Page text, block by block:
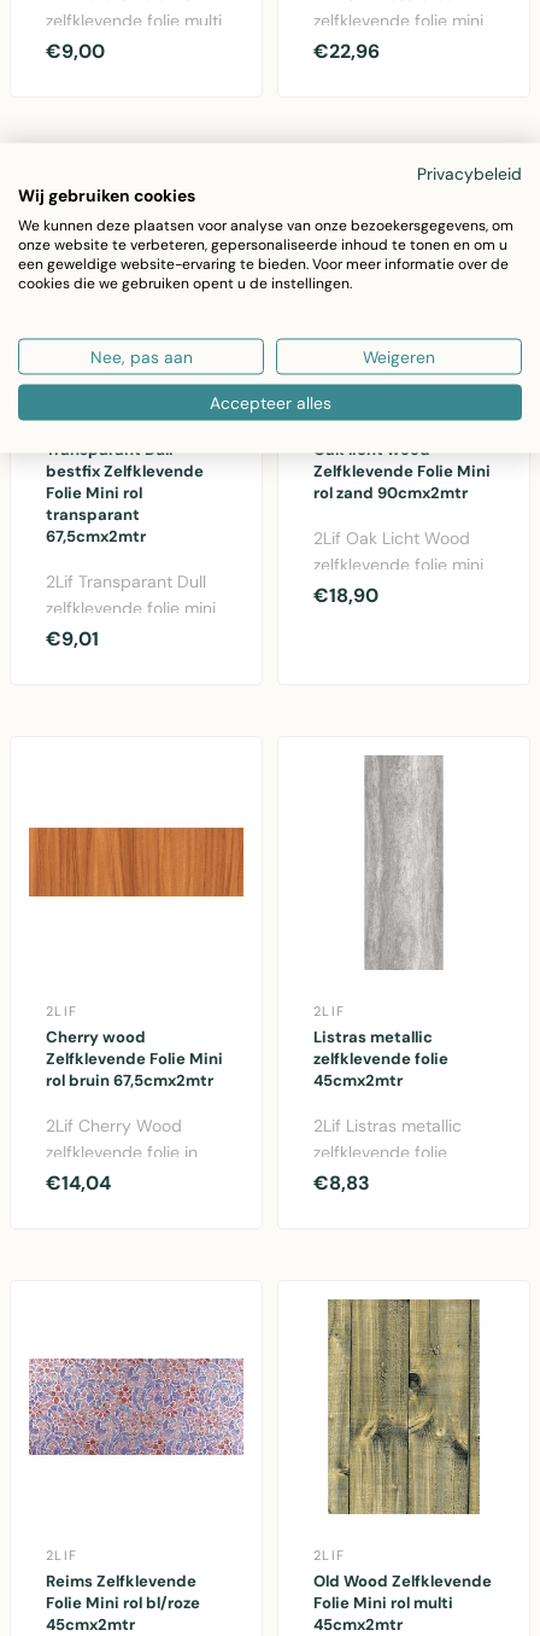
zelfklevende folie multi
45cmx2mtr -
€9,00
zelfklevende folie mini
rol zilver 67,5cm x 1,5m.
€22,96
2LIF
Transparant Dull
bestfix Zelfklevende
Folie Mini rol
transparant
67,5cmx2mtr
2Lif Transparant Dull
zelfklevende folie mini
rol 67,5cm x 2m. PVC
€9,01
2LIF
Oak licht wood
Zelfklevende Folie Mini
rol zand 90cmx2mtr
2Lif Oak Licht Wood
zelfklevende folie mini
rol - 90cm x 2 meter.
€18,90
2LIF
Cherry wood
Zelfklevende Folie Mini
rol bruin 67,5cmx2mtr
2Lif Cherry Wood
zelfklevende folie in
bruin. Perfect voor
€14,04
2LIF
Listras metallic
zelfklevende folie
45cmx2mtr
2Lif Listras metallic
zelfklevende folie
45cm x 2 meter.
€8,83
2LIF
Reims Zelfklevende
Folie Mini rol bl/roze
45cmx2mtr
2LIF
Old Wood Zelfklevende
Folie Mini rol multi
45cmx2mtr
Privacybeleid
Wij gebruiken cookies
We kunnen deze plaatsen voor analyse van onze bezoekersgegevens, om
onze website te verbeteren, gepersonaliseerde inhoud te tonen en om u
een geweldige website-ervaring te bieden. Voor meer informatie over de
cookies die we gebruiken opent u de instellingen.
Nee, pas aan Weigeren
Accepteer alles